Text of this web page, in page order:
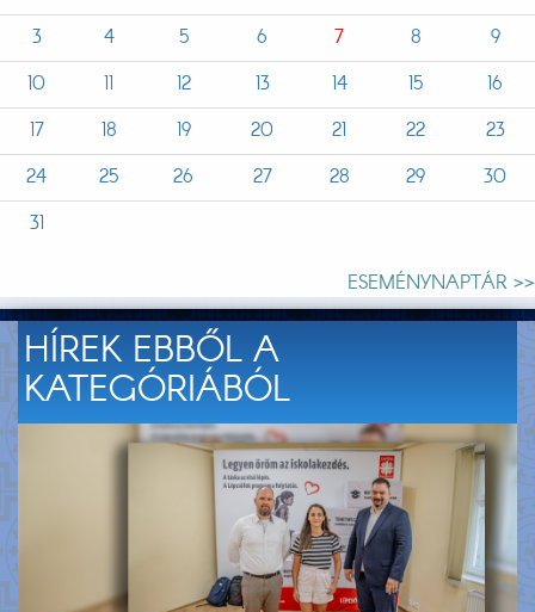
3
4 5 6 7 8
9
10
11 12 13 14 15
16
17
18 19 20 21 22
23
24
25 26 27 28 29
30
31
ESEMÉNYNAPTÁR >>
HÍREK EBBŐL A
KATEGÓRIÁBÓL